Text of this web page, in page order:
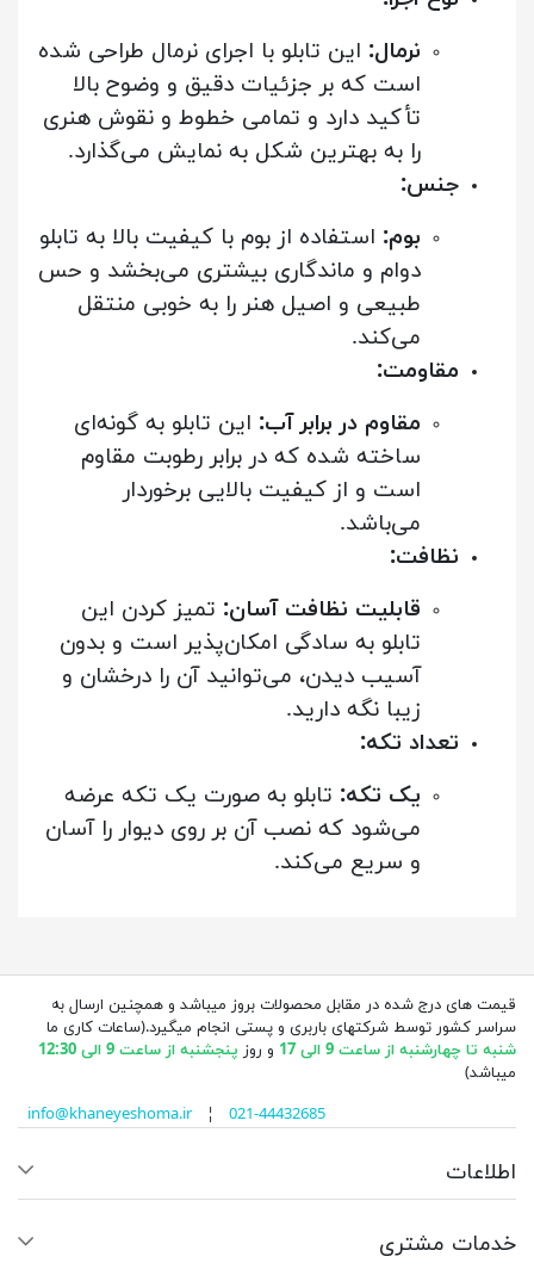
نرمال: این تابلو با اجرای نرمال طراحی شده
است که بر جزئیات دقیق و وضوح بالا
تأکید دارد و تمامی خطوط و نقوش هنری
را به بهترین شکل به نمایش می‌گذارد.
جنس:
بوم: استفاده از بوم با کیفیت بالا به تابلو
دوام و ماندگاری بیشتری می‌بخشد و حس
طبیعی و اصیل هنر را به خوبی منتقل
می‌کند.
مقاومت:
مقاوم در برابر آب: این تابلو به گونه‌ای
ساخته شده که در برابر رطوبت مقاوم
است و از کیفیت بالایی برخوردار
می‌باشد.
نظافت:
قابلیت نظافت آسان: تمیز کردن این
تابلو به سادگی امکان‌پذیر است و بدون
آسیب دیدن، می‌توانید آن را درخشان و
زیبا نگه دارید.
تعداد تکه:
یک تکه: تابلو به صورت یک تکه عرضه
می‌شود که نصب آن بر روی دیوار را آسان
و سریع می‌کند.
قیمت های درج شده در مقابل محصولات بروز میباشد و همچنین ارسال به
سراسر کشور توسط شرکتهای باربری و پستی انجام میگیرد.(ساعات کاری ما
شنبه تا چهارشنبه از ساعت 9 الی 17
و روز پنجشنبه از ساعت 9 الی 12:30
میباشد)
info@khaneyeshoma.ir¦ 021-44432685
اطلاعات
خدمات مشتری